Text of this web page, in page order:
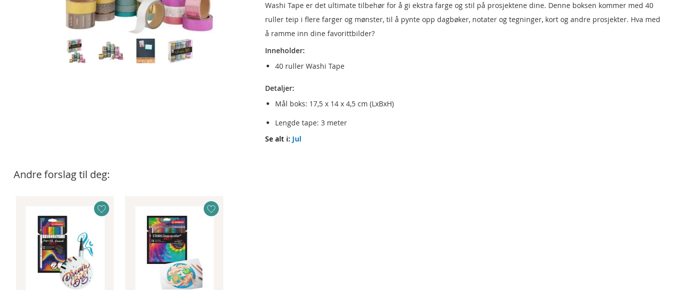
Washi Tape er det ultimate tilbehør for å gi ekstra farge og stil på prosjektene dine. Denne boksen kommer med 40
ruller teip i flere farger og mønster, til å pynte opp dagbøker, notater og tegninger, kort og andre prosjekter. Hva med
å ramme inn dine favorittbilder?
Inneholder:
40 ruller Washi Tape
Detaljer:
Mål boks: 17,5 x 14 x 4,5 cm (LxBxH)
Lengde tape: 3 meter
Se alt i: Jul
Andre forslag til deg: